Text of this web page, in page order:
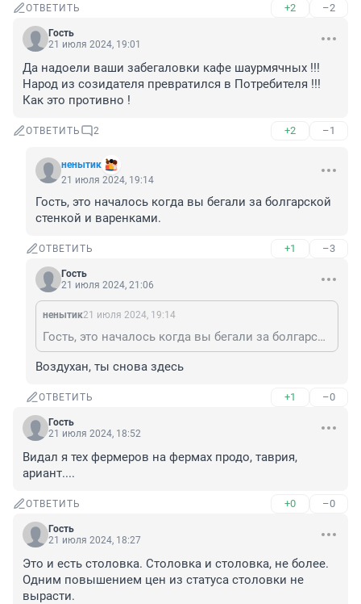
ОТВЕТИТЬ +2 –2
Гость
21 июля 2024, 19:01
Да надоели ваши забегаловки кафе шаурмячных !!!
Народ из созидателя превратился в Потребителя !!!
Как это противно !
ОТВЕТИТЬ 2 +2 –1
ненытик
21 июля 2024, 19:14
Гость, это началось когда вы бегали за болгарской
стенкой и варенками.
ОТВЕТИТЬ +1 –3
Гость
21 июля 2024, 21:06
ненытик21 июля 2024, 19:14
Гость, это началось когда вы бегали за болгарской стенкой и варенками.
Воздухан, ты снова здесь
ОТВЕТИТЬ +1 –0
Гость
21 июля 2024, 18:52
Видал я тех фермеров на фермах продо, таврия,
ариант....
ОТВЕТИТЬ +0 –0
Гость
21 июля 2024, 18:27
Это и есть столовка. Столовка и столовка, не более.
Одним повышением цен из статуса столовки не
вырасти.